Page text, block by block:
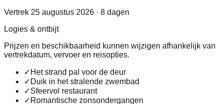
Vertrek 25 augustus 2026 · 8 dagen
Logies & ontbijt
Prijzen en beschikbaarheid kunnen wijzigen afhankelijk van
vertrekdatum, vervoer en reisopties.
✓ Het strand pal voor de deur
✓ Duik in het stralende zwembad
✓Sfeervol restaurant
✓ Romantische zonsondergangen